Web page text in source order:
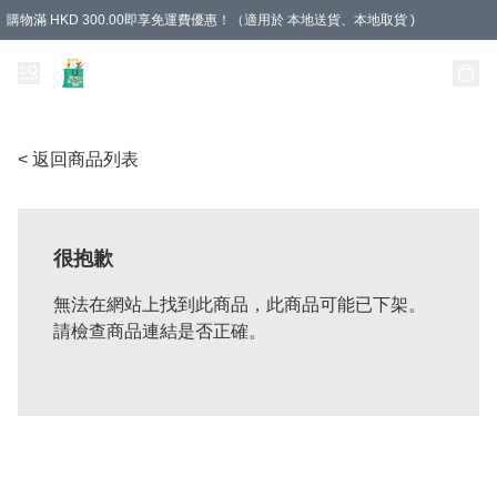
購物滿 HKD 300.00即享免運費優惠！（適用於 本地送貨、本地取貨 )
< 返回商品列表
很抱歉
無法在網站上找到此商品，此商品可能已下架。
請檢查商品連結是否正確。